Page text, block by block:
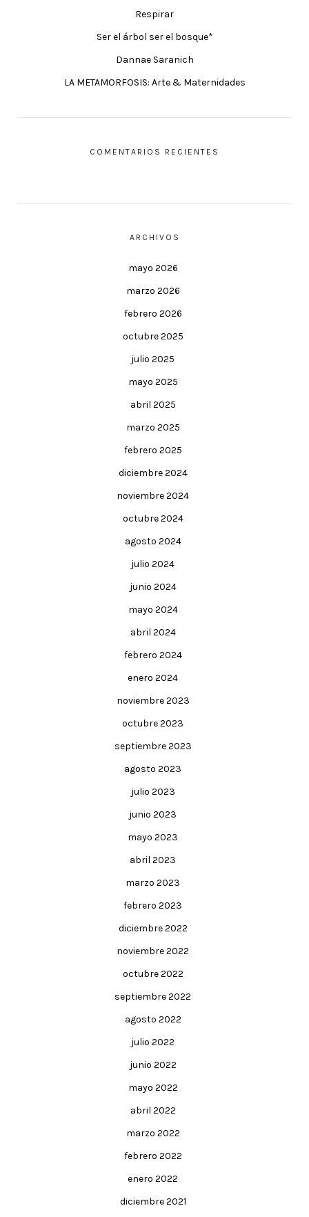
Respirar
Ser el árbol ser el bosque*
Dannae Saranich
LA METAMORFOSIS: Arte & Maternidades
COMENTARIOS RECIENTES
ARCHIVOS
mayo 2026
marzo 2026
febrero 2026
octubre 2025
julio 2025
mayo 2025
abril 2025
marzo 2025
febrero 2025
diciembre 2024
noviembre 2024
octubre 2024
agosto 2024
julio 2024
junio 2024
mayo 2024
abril 2024
febrero 2024
enero 2024
noviembre 2023
octubre 2023
septiembre 2023
agosto 2023
julio 2023
junio 2023
mayo 2023
abril 2023
marzo 2023
febrero 2023
diciembre 2022
noviembre 2022
octubre 2022
septiembre 2022
agosto 2022
julio 2022
junio 2022
mayo 2022
abril 2022
marzo 2022
febrero 2022
enero 2022
diciembre 2021